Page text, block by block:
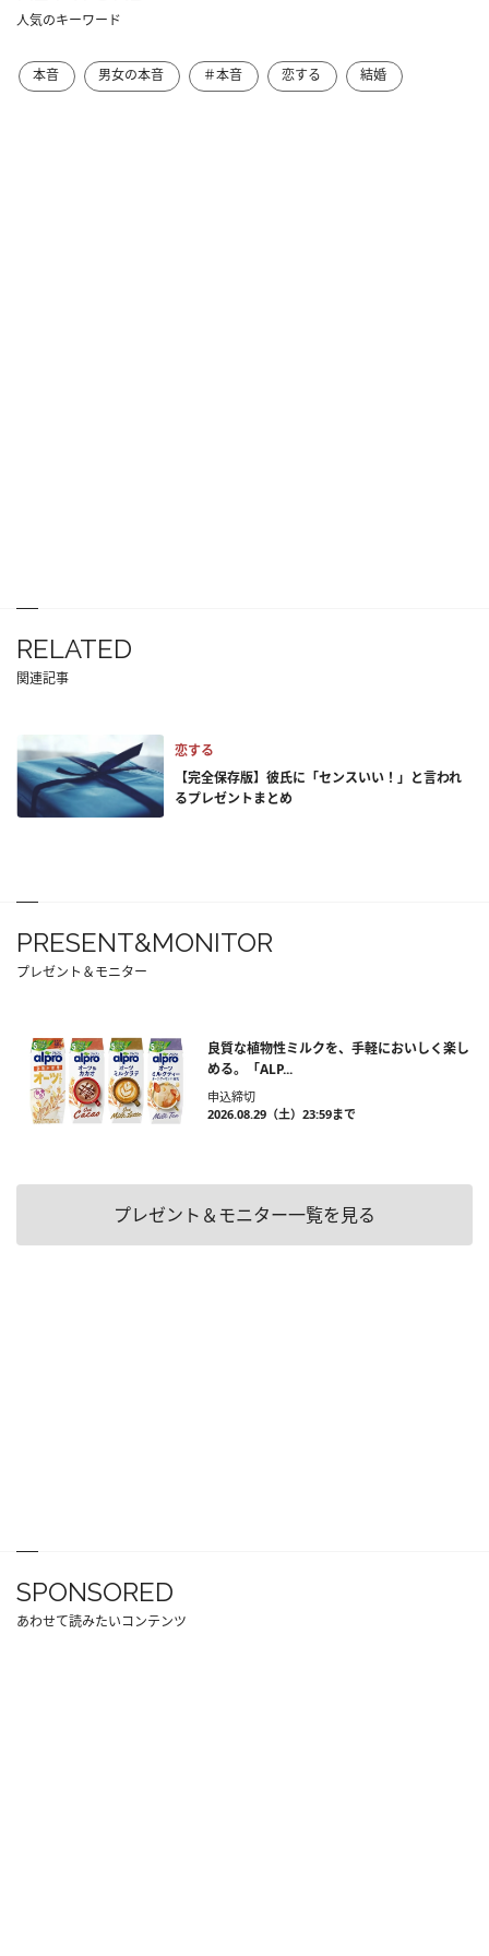
人気のキーワード
本音 男女の本音 ＃本音 恋する 結婚
RELATED
関連記事
恋する
【完全保存版】彼氏に「センスいい！」と言われ
るプレゼントまとめ
PRESENT&MONITOR
プレゼント＆モニター
良質な植物性ミルクを、手軽においしく楽し
める。「ALP...
申込締切
2026.08.29（土）23:59まで
プレゼント＆モニター一覧を見る
SPONSORED
あわせて読みたいコンテンツ